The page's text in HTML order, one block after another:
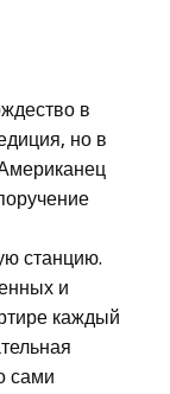
в
но в
станцию.
и
каждый
сами